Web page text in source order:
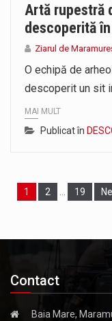
Artă rupestră
descoperită
Ziarul de
O echipă de
descoperit un sit
MAI MULT
Publicat în
Page
1 Page
2 … Page
19
Contact
Baia Mare,